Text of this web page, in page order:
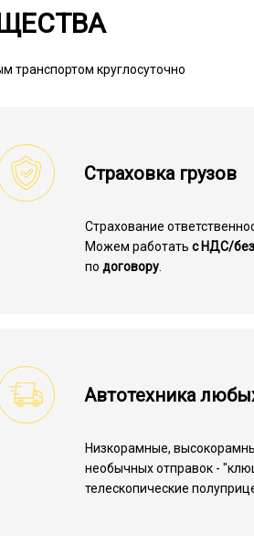
транспортом круглосуточно
Страховка грузов
Страхование
Можем работатьс НДС/
подоговору
Автотехника
Низкорамные,
необычных отправок -
телескопические